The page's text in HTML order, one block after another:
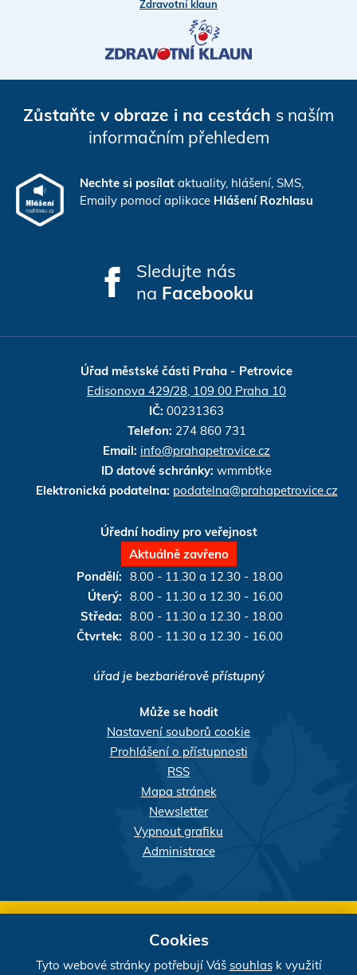
re re red by t
Zdravotní klaun
Zůstaňte v obraze i na cestách s naším
informačním přehledem
Nechte si posílat aktuality, hlášení, SMS,
Emaily pomocí aplikace Hlášení Rozhlasu
Sledujte nás
na Facebooku
Úřad městské části Praha - Petrovice
Edisonova 429/28, 109 00 Praha 10
IČ: 00231363
Telefon: 274 860 731
Email: info@prahapetrovice.cz
ID datové schránky: wmmbtke
Elektronická podatelna: podatelna@prahapetrovice.cz
Úřední hodiny pro veřejnost
Aktuálně zavřeno
Pondělí: 8.00 - 11.30 a 12.30 - 18.00
Úterý: 8.00 - 11.30 a 12.30 - 16.00
Středa: 8.00 - 11.30 a 12.30 - 18.00
Čtvrtek: 8.00 - 11.30 a 12.30 - 16.00
úřad je bezbariérově přístupný
Může se hodit
Nastavení souborů cookie
Prohlášení o přístupnosti
RSS
Mapa stránek
Newsletter
Vypnout grafiku
Administrace
připomínky?
Cookies
Tyto webové stránky potřebují Váš souhlask využití